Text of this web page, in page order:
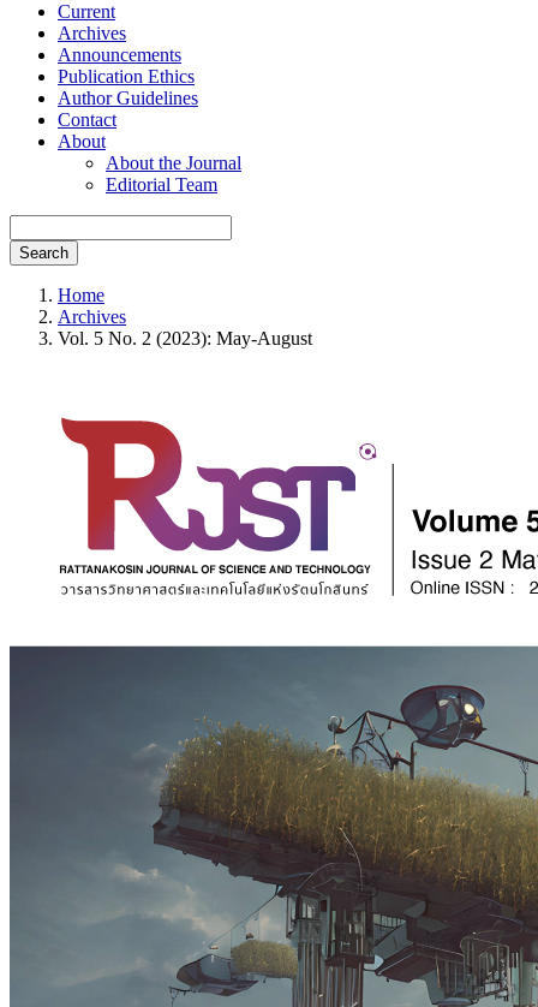
Current
Archives
Announcements
Publication Ethics
Author Guidelines
Contact
About
About the Journal
Editorial Team
Search
Home
Archives
Vol. 5 No. 2 (2023): May-August